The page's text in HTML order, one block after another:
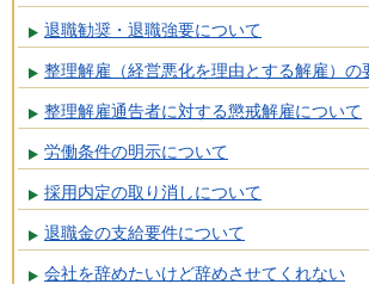
退職勧奨・退職強要について
整理解雇（経営悪化を理由とする解雇）の
整理解雇通告者に対する懲戒解雇について
労働条件の明示について
採用内定の取り消しについて
退職金の支給要件について
会社を辞めたいけど辞めさせてくれない